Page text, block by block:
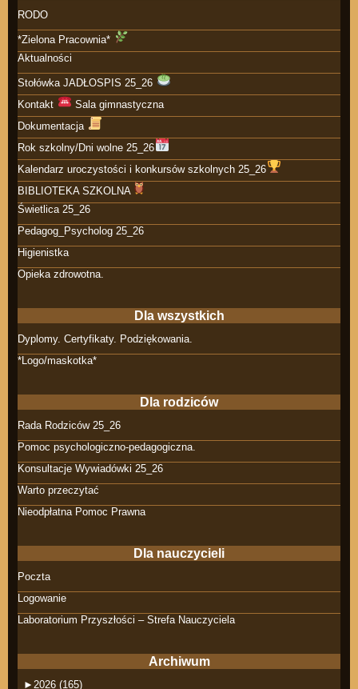
RODO
*Zielona Pracownia*
Aktualności
Stołówka JADŁOSPIS 25_26
Kontakt
Sala gimnastyczna
Dokumentacja
Rok szkolny/Dni wolne 25_26
Kalendarz uroczystości i konkursów szkolnych 25_26
BIBLIOTEKA SZKOLNA
Świetlica 25_26
Pedagog_Psycholog 25_26
Higienistka
Opieka zdrowotna.
Dla wszystkich
Dyplomy. Certyfikaty. Podziękowania.
*Logo/maskotka*
Dla rodziców
Rada Rodziców 25_26
Pomoc psychologiczno-pedagogiczna.
Konsultacje Wywiadówki 25_26
Warto przeczytać
Nieodpłatna Pomoc Prawna
Dla nauczycieli
Poczta
Logowanie
Laboratorium Przyszłości – Strefa Nauczyciela
Archiwum
► 2026 (165)